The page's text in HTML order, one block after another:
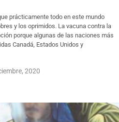
prácticamente todo en este mundo
y los oprimidos. La vacuna contra la
porque algunas de las naciones más
Canadá, Estados Unidos y
2020